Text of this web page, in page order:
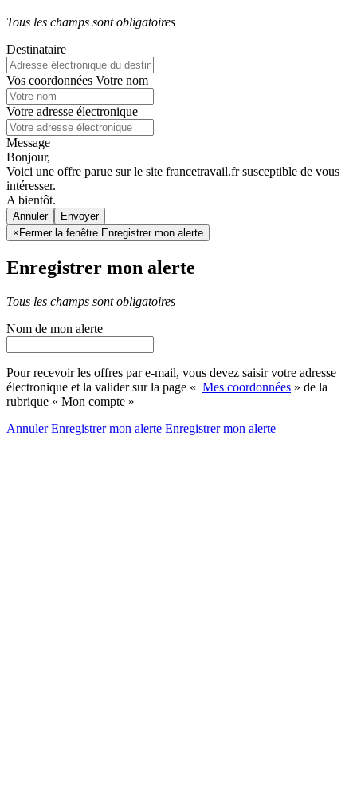
Tous les champs sont obligatoires
Destinataire
Vos coordonnées Votre nom
Votre adresse électronique
Message
Bonjour,
Voici une offre parue sur le site francetravail.fr susceptible de vous
intéresser.
A bientôt.
Annuler
× Fermer la fenêtre Enregistrer mon alerte
Enregistrer mon alerte
Tous les champs sont obligatoires
Nom de mon alerte
Pour recevoir les offres par e-mail, vous devez saisir votre adresse
électronique et la valider sur la page « Mes coordonnées » de la
rubrique « Mon compte »
AnnulerEnregistrer mon alerte Enregistrermon alerte